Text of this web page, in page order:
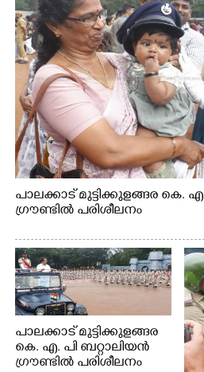
പാലക്കാട് മുട്ടിക്കുളങ്ങര കെ.
ഗ്രൗണ്ടിൽ പരിശീലനം
പാലക്കാട് മുട്ടിക്കുളങ്ങര
കെ. എ. പി ബറ്റാലിയൻ
ഗ്രൗണ്ടിൽ പരിശീലനം